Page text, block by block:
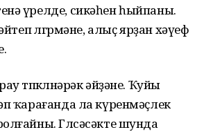
үрелде, сикәһен һыйпаны.
өлгөрмәне, алыҫ ярҙан хәүеф
төпкөлөнәрәк әйҙәне. Ҡуйы
ҡарағанда ла күренмәҫлек
Гөлсәсәкте шунда